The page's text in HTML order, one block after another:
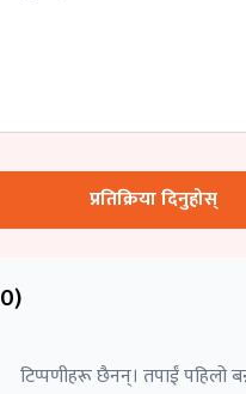
प्रतिक्रिया दिनुहोस्
0)
टिप्पणीहरू छैनन्। तपाईं पहिलो